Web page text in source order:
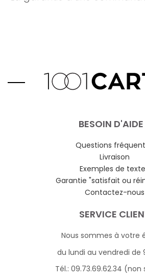
BESOIN
Questions
Livraison
Exemples de
Garantie "satisfait ou
Contactez-nous
SERVICE
Nous sommes à votre
du lundi au vendredi de
Tél.: 09.73.69.62.34 (non